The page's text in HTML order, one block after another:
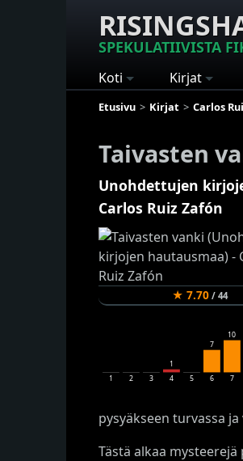
SPEKULATIIVISTA
Koti Kirjat
Etusivu Kirjat Carlos
Taivasten
Unohdettujen
Carlos Ruiz Zafón
★ 7.70/ 44
1 2 3
1
4
5
7
6
10
7
pysyäkseen turvassa
Tästä alkaa